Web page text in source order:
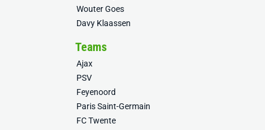
Wouter Goes
Davy Klaassen
Teams
Ajax
PSV
Feyenoord
Paris Saint-Germain
FC Twente